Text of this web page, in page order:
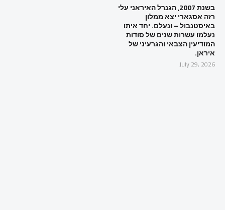
בשנת 2007, הגנרל האיראני עלי
רזה אסגארי יצא ממלון
באיסטנבול – ונעלם. יחד איתו
נעלמו עשרות שנים של סודות
המודיעין הצבאי והגרעיני של
איראן.
July 29, 2026